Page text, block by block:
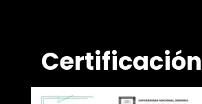
Certificación